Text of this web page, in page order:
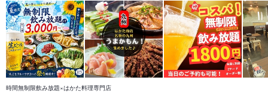
時間無制限飲み放題×はかた料理専門店